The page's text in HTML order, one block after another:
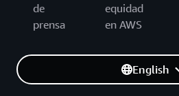
de
prensa
equidad
en AWS
English